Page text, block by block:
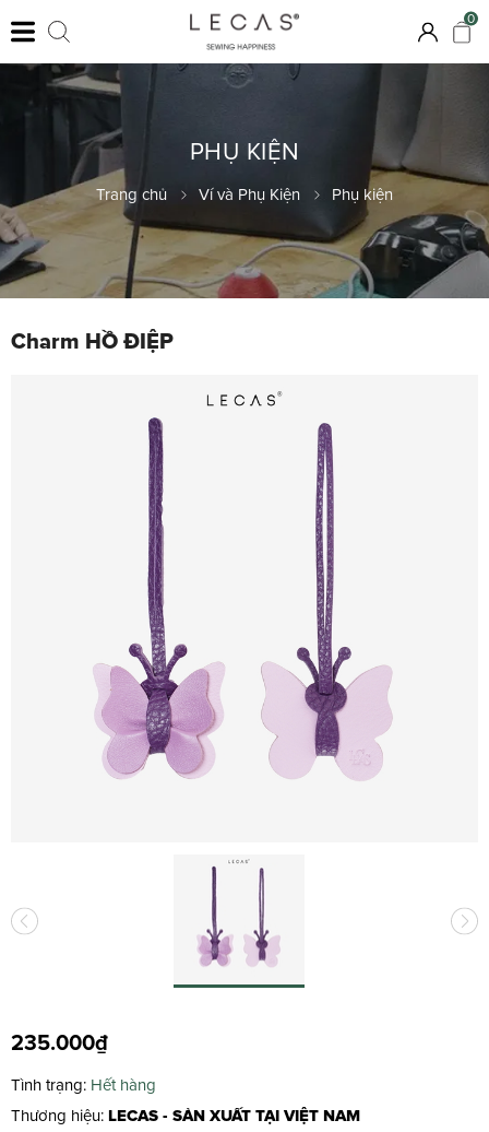
0
PHỤ KIỆN
Trang chủ Ví và Phụ Kiện Phụ kiện
Charm HỒ ĐIỆP
235.000₫
Tình trạng: Hết hàng
Thương hiệu: LECAS - SẢN XUẤT TẠI VIỆT NAM